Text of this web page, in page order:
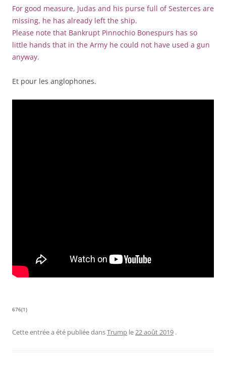
For good measure, Judas and his purse full of Sesterces are
missing, he has already left the ship.
Please note that Bankrupt Pinnochio Bonespurs has so
little hands that in the Army he could not have used a gun
anyway.
Et pour les anglophones.
676(1)
Cette entrée a été publiée dansTrump le22 août 2019 .